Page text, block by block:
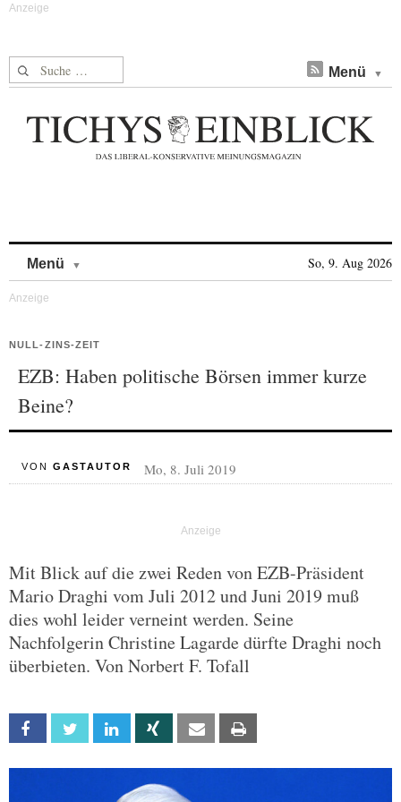
Suche nach: Menü
Menü So, 9. Aug 2026
NULL-ZINS-ZEIT
EZB: Haben politische Börsen immer kurze
Beine?
VON GASTAUTOR Mo, 8. Juli 2019
Mit Blick auf die zwei Reden von EZB-Präsident
Mario Draghi vom Juli 2012 und Juni 2019 muß
dies wohl leider verneint werden. Seine
Nachfolgerin Christine Lagarde dürfte Draghi noch
überbieten. Von Norbert F. Tofall
Facebook Twitter Linkedin Xing Email